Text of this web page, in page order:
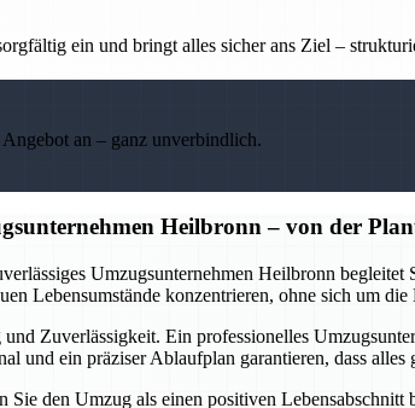
ein und bringt alles sicher ans Ziel –
an – ganz unverbindlich.
Heilbronn – von der
Umzugsunternehmen Heilbronn
Lebensumstände konzentrieren, ohne sich um
Zuverlässigkeit. Ein professionelles
und ein präziser Ablaufplan garantieren, dass
den Umzug als einen positiven